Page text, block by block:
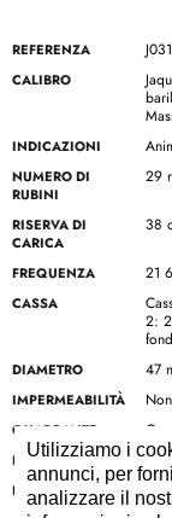
Utilizziamo i
annunci, per
analizzare il
REFERENZA
CALIBRO
INDICAZIONI
NUMERO DI
RUBINI
29
RISERVA DI
CARICA
38
FREQUENZA 21
CASSA
2:
DIAMETRO 47
IMPERMEABILITÀ
QUADRANTE
LANCETTE
BRACCIALE